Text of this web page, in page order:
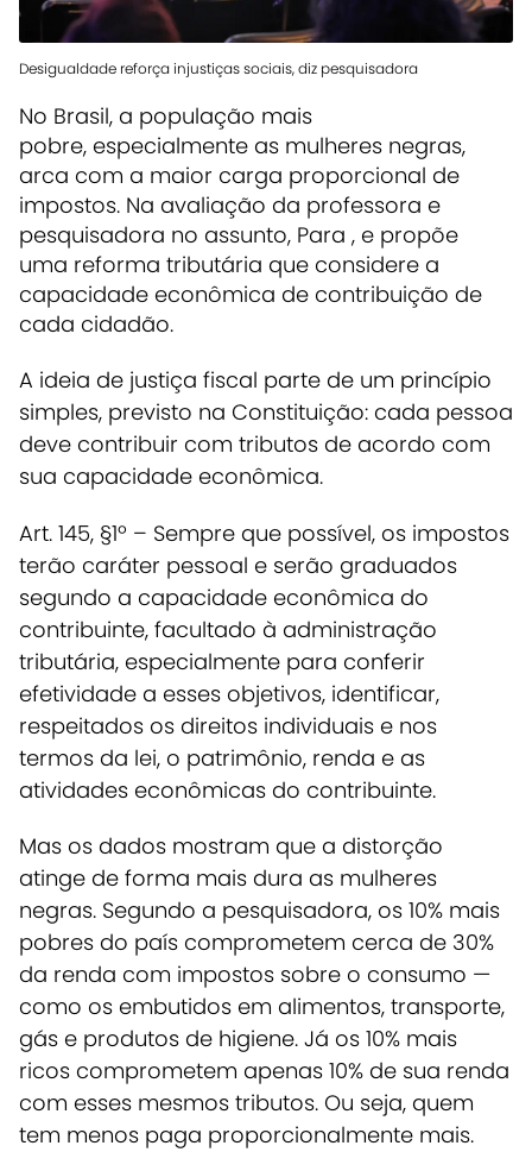
Desigualdade reforça injustiças sociais, diz pesquisadora
No Brasil, a população mais
pobre, especialmente as mulheres negras,
arca com a maior carga proporcional de
impostos. Na avaliação da professora e
pesquisadora no assunto, Para , e propõe
uma reforma tributária que considere a
capacidade econômica de contribuição de
cada cidadão.
A ideia de justiça fiscal parte de um princípio
simples, previsto na Constituição: cada pessoa
deve contribuir com tributos de acordo com
sua capacidade econômica.
Art. 145, §1º – Sempre que possível, os impostos
terão caráter pessoal e serão graduados
segundo a capacidade econômica do
contribuinte, facultado à administração
tributária, especialmente para conferir
efetividade a esses objetivos, identificar,
respeitados os direitos individuais e nos
termos da lei, o patrimônio, renda e as
atividades econômicas do contribuinte.
Mas os dados mostram que a distorção
atinge de forma mais dura as mulheres
negras. Segundo a pesquisadora, os 10% mais
pobres do país comprometem cerca de 30%
da renda com impostos sobre o consumo —
como os embutidos em alimentos, transporte,
gás e produtos de higiene. Já os 10% mais
ricos comprometem apenas 10% de sua renda
com esses mesmos tributos. Ou seja, quem
tem menos paga proporcionalmente mais.